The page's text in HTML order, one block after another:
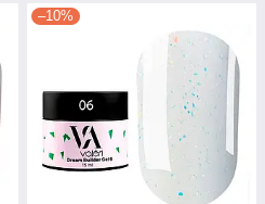
–10%